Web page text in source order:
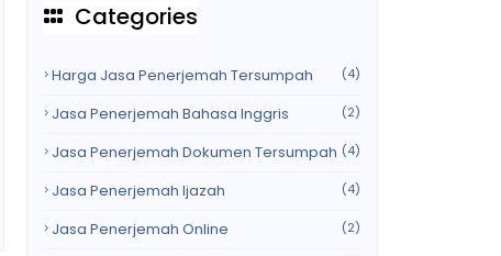
Categories
Harga Jasa Penerjemah Tersumpah (4)
Jasa Penerjemah Bahasa Inggris (2)
Jasa Penerjemah Dokumen Tersumpah (4)
Jasa Penerjemah Ijazah (4)
Jasa Penerjemah Online (2)